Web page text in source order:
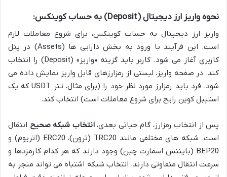
نحوه واریز ارز دیجیتال (Deposit) به حساب کوینکس:
واریز ارز دیجیتال به حساب کوینکس، برای شروع معاملات لازم
است. این فرآیند با ورود به بخش دارایی ها (Assets) در پنل
کاربری آغاز می شود. کاربر باید گزینه «واریز» (Deposit) را انتخاب
کند. در صفحه واریز، لیستی از رمزارزهای قابل واریز نمایش داده می
شود. فرد باید رمزارز مورد نظر خود را (برای مثال، تتر USDT که یک
استیبل کوین رایج برای شروع معاملات است) انتخاب کند.
پس از انتخاب رمزارز، گام حیاتی بعدی،انتخاب شبکه صحیح انتقال
است. شبکه های مختلفی مانند TRC20 (ترون)، ERC20 (اتریوم) و
BEP20 (بایننس اسمارت چین) وجود دارند که هر کدام کارمزدها و
سرعت انتقال متفاوتی دارند. انتخاب شبکه اشتباه می تواند منجر به